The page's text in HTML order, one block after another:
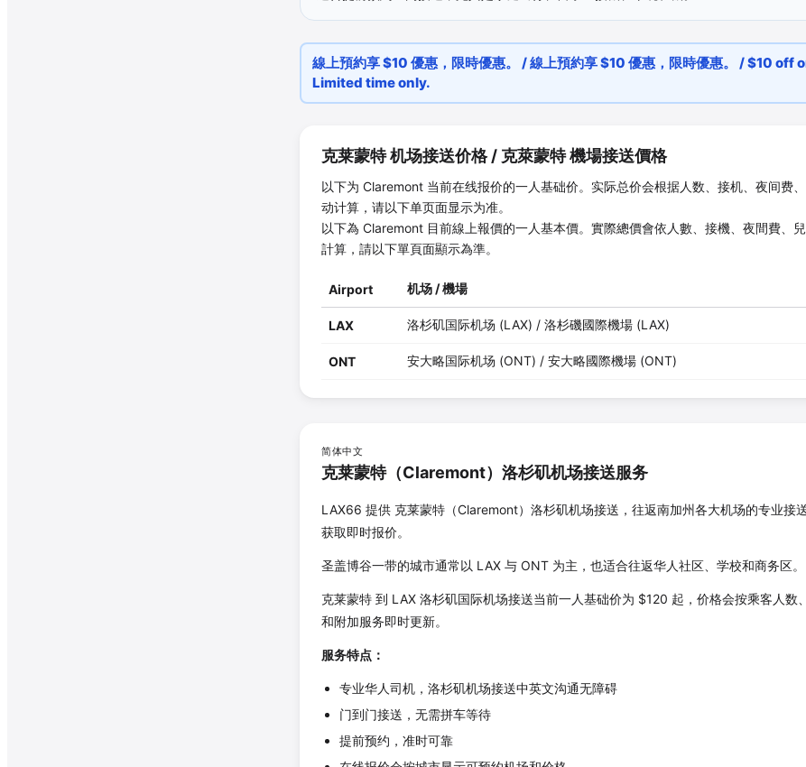
線上預約享 $10 優惠，限時優惠。 / 線上預約享 $10 優惠，限時優惠。 / $10
Limited time only.
克莱蒙特机场接送价格 / 克萊蒙特機場接送價格
以下为 Claremont 当前在线报价的一人基础价。实际总价会根据人数、接机、夜间费
动计算，请以下单页面显示为准。
以下為 Claremont 目前線上報價的一人基本價。實際總價會依人數、接機、夜間費、
計算，請以下單頁面顯示為準。
Airport 机场 / 機場
LAX 洛杉矶国际机场 (LAX) / 洛杉磯國際機場 (LAX)
ONT 安大略国际机场 (ONT) / 安大略國際機場 (ONT)
简体中文
克莱蒙特（Claremont）洛杉矶机场接送服务
LAX66 提供 克莱蒙特 （Claremont）洛杉矶机场接送，往返南加州各大机场的专业接
获取即时报价。
圣盖博谷一带的城市通常以 LAX 与 ONT 为主，也适合往返华人社区、学校和商务区。
克莱蒙特 到 LAX 洛杉矶国际机场接送当前一人基础价为 $120 起，价格会按乘客人数
和附加服务即时更新。
服务特点：
专业华人司机，洛杉矶机场接送中英文沟通无障碍
门到门接送，无需拼车等待
提前预约，准时可靠